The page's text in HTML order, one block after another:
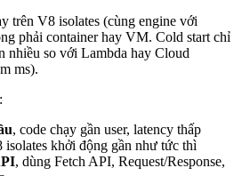
trên V8 isolates (cùng engine với
phải container hay VM. Cold start chỉ
nhiều so với Lambda hay Cloud
ms).
, code chạy gần user, latency thấp
isolates khởi động gần như tức thì
, dùng Fetch API, Request/Response,